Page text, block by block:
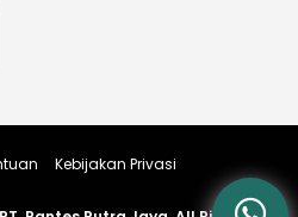
Kebijakan Privasi